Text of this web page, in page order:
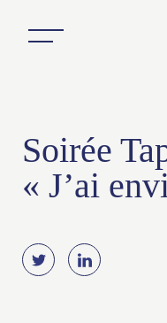
Soirée
« J’ai